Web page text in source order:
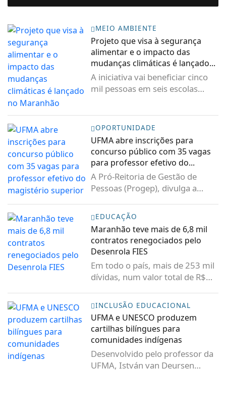
MEIO AMBIENTE
Projeto que visa à segurança
alimentar e o impacto das
mudanças climáticas é lançado...
A iniciativa vai beneficiar cinco
mil pessoas em seis escolas
OPORTUNIDADE
UFMA abre inscrições para
concurso público com 35 vagas
para professor efetivo do...
A Pró-Reitoria de Gestão de
Pessoas (Progep), divulga a
EDUCAÇÃO
Maranhão teve mais de 6,8 mil
contratos renegociados pelo
Desenrola FIES
Em todo o país, mais de 253 mil
dívidas, num valor total de R$
INCLUSÃO EDUCACIONAL
UFMA e UNESCO produzem
cartilhas bilíngues para
comunidades indígenas
Desenvolvido pelo professor da
UFMA, István van Deursen